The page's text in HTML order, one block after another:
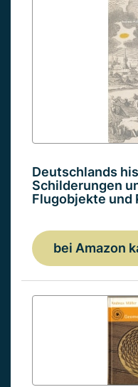
Deutschlands
Schilderungen
Flugobjekte und
bei Amazon